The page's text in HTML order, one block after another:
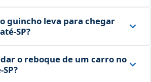
guincho leva para chegar
o reboque de um carro no